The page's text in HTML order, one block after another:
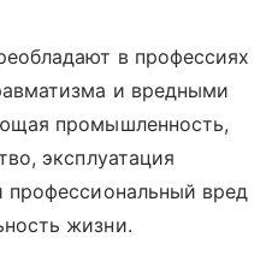
в профессиях
и вредными
промышленность,
эксплуатация
профессиональный вред
жизни.